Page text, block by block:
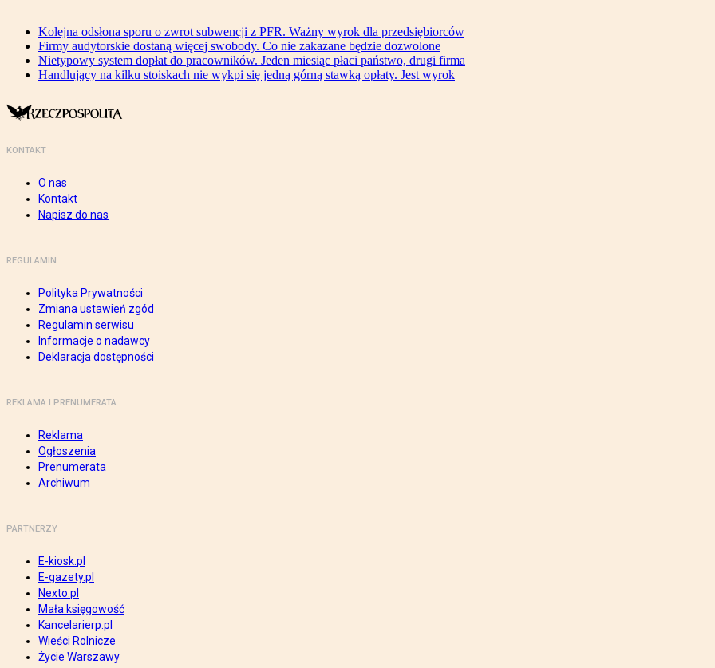
Kolejna odsłona sporu o zwrot subwencji z PFR. Ważny wyrok dla przedsiębiorców
Firmy audytorskie dostaną więcej swobody. Co nie zakazane będzie dozwolone
Nietypowy system dopłat do pracowników. Jeden miesiąc płaci państwo, drugi firma
Handlujący na kilku stoiskach nie wykpi się jedną górną stawką opłaty. Jest wyrok
KONTAKT
O nas
Kontakt
Napisz do nas
REGULAMIN
Polityka Prywatności
Zmiana ustawień zgód
Regulamin serwisu
Informacje o nadawcy
Deklaracja dostępności
REKLAMA I PRENUMERATA
Reklama
Ogłoszenia
Prenumerata
Archiwum
PARTNERZY
E-kiosk.pl
E-gazety.pl
Nexto.pl
Mała księgowość
Kancelarierp.pl
Wieści Rolnicze
Życie Warszawy